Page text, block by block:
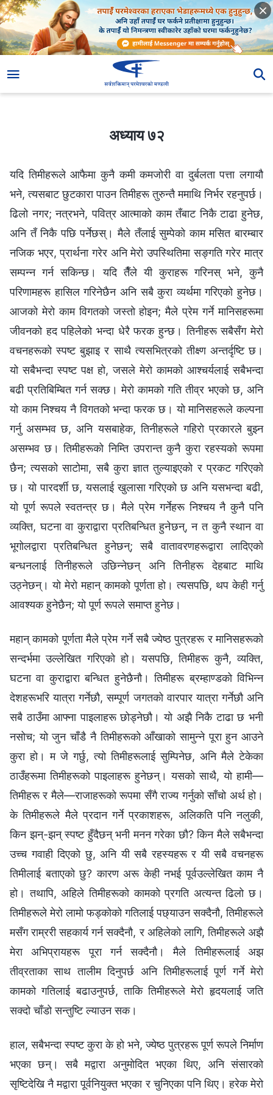
अध्याय ७२
यदि तिमीहरूले आफैमा कुनै कमी कमजोरी वा दुर्बलता पत्ता लगायौ
भने, त्यसबाट छुटकारा पाउन तिमीहरू तुरुन्तै ममाथि निर्भर रहनुपर्छ।
ढिलो नगर; नत्रभने, पवित्र आत्माको काम तँबाट निकै टाढा हुनेछ,
अनि तँ निकै पछि पर्नेछस्। मैले तँलाई सुम्पेको काम मसित बारम्बार
नजिक भएर, प्रार्थना गरेर अनि मेरो उपस्थितिमा सङ्गति गरेर मात्र
सम्पन्न गर्न सकिन्छ। यदि तैँले यी कुराहरू गरिनस् भने, कुनै
परिणामहरू हासिल गरिनेछैन अनि सबै कुरा व्यर्थमा गरिएको हुनेछ।
आजको मेरो काम विगतको जस्तो होइन; मैले प्रेम गर्ने मानिसहरूमा
जीवनको हद पहिलेको भन्दा धेरै फरक हुन्छ। तिनीहरू सबैसँग मेरो
वचनहरूको स्पष्ट बुझाइ र साथै त्यसभित्रको तीक्ष्ण अन्तर्दृष्टि छ।
यो सबैभन्दा स्पष्ट पक्ष हो, जसले मेरो कामको आश्चर्यलाई सबैभन्दा
बढी प्रतिबिम्बित गर्न सक्छ। मेरो कामको गति तीव्र भएको छ, अनि
यो काम निश्चय नै विगतको भन्दा फरक छ। यो मानिसहरूले कल्पना
गर्नु असम्भव छ, अनि यसबाहेक, तिनीहरूले गहिरो प्रकारले बुझ्न
असम्भव छ। तिमीहरूको निम्ति उपरान्त कुनै कुरा रहस्यको रूपमा
छैन; त्यसको साटोमा, सबै कुरा ज्ञात तुल्याइएको र प्रकट गरिएको
छ। यो पारदर्शी छ, यसलाई खुलासा गरिएको छ अनि यसभन्दा बढी,
यो पूर्ण रूपले स्वतन्त्र छ। मैले प्रेम गर्नेहरू निश्चय नै कुनै पनि
व्यक्ति, घटना वा कुराद्वारा प्रतिबन्धित हुनेछन्, न त कुनै स्थान वा
भूगोलद्वारा प्रतिबन्धित हुनेछन्; सबै वातावरणहरूद्वारा लादिएको
बन्धनलाई तिनीहरूले उछिन्नेछन् अनि तिनीहरू देहबाट माथि
उठ्नेछन्। यो मेरो महान् कामको पूर्णता हो। त्यसपछि, थप केही गर्नु
आवश्यक हुनेछैन; यो पूर्ण रूपले समाप्त हुनेछ।
महान् कामको पूर्णता मैले प्रेम गर्ने सबै ज्येष्ठ पुत्रहरू र मानिसहरूको
सन्दर्भमा उल्लेखित गरिएको हो। यसपछि, तिमीहरू कुनै, व्यक्ति,
घटना वा कुराद्वारा बन्धित हुनेछैनौ। तिमीहरू ब्रम्हाण्डको विभिन्न
देशहरूभरि यात्रा गर्नेछौ, सम्पूर्ण जगतको वारपार यात्रा गर्नेछौ अनि
सबै ठाउँमा आफ्ना पाइलाहरू छोड्नेछौ। यो अझै निकै टाढा छ भनी
नसोच; यो जुन चाँडै नै तिमीहरूको आँखाको सामुन्ने पूरा हुन आउने
कुरा हो। म जे गर्छु, त्यो तिमीहरूलाई सुम्पिनेछ, अनि मैले टेकेका
ठाउँहरूमा तिमीहरूको पाइलाहरू हुनेछन्। यसको साथै, यो हामी—
तिमीहरू र मैले—राजाहरूको रूपमा सँगै राज्य गर्नुको साँचो अर्थ हो।
के तिमीहरूले मैले प्रदान गर्ने प्रकाशहरू, अलिकति पनि नलुकी,
किन झन्-झन् स्पष्ट हुँदैछन् भनी मनन गरेका छौ? किन मैले सबैभन्दा
उच्च गवाही दिएको छु, अनि यी सबै रहस्यहरू र यी सबै वचनहरू
तिमीलाई बताएको छु? कारण अरू केही नभई पूर्वउल्लेखित काम नै
हो। तथापि, अहिले तिमीहरूको कामको प्रगति अत्यन्त ढिलो छ।
तिमीहरूले मेरो लामो फड्कोको गतिलाई पछ्याउन सक्दैनौ, तिमीहरूले
मसँग राम्ररी सहकार्य गर्न सक्दैनौ, र अहिलेको लागि, तिमीहरूले अझै
मेरा अभिप्रायहरू पूरा गर्न सक्दैनौ। मैले तिमीहरूलाई अझ
तीव्रताका साथ तालीम दिनुपर्छ अनि तिमीहरूलाई पूर्ण गर्ने मेरो
कामको गतिलाई बढाउनुपर्छ, ताकि तिमीहरूले मेरो हृदयलाई जति
सक्दो चाँडो सन्तुष्टि ल्याउन सक।
हाल, सबैभन्दा स्पष्ट कुरा के हो भने, ज्येष्ठ पुत्रहरू पूर्ण रूपले निर्माण
भएका छन्। सबै मद्वारा अनुमोदित भएका थिए, अनि संसारको
सृष्टिदेखि नै मद्वारा पूर्वनियुक्त भएका र चुनिएका पनि थिए। हरेक मेरो